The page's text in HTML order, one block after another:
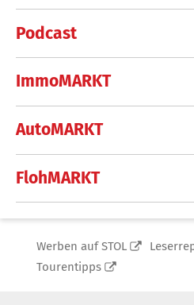
Podcast
ImmoMARKT
AutoMARKT
FlohMARKT
Werben auf STOL
Tourentipps